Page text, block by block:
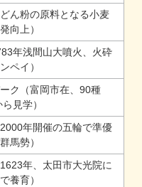
ん粉の原料となる小麦
向上）
年浅間山大噴火、火砕
ペイ）
ク（富岡市在、90種
見学）
年開催の五輪で準優
馬勢）
年、太田市大光院に
養育）